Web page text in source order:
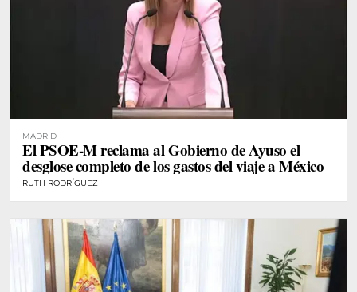
MADRID
El PSOE-M reclama al Gobierno de Ayuso el
desglose completo de los gastos del viaje a México
RUTH RODRÍGUEZ